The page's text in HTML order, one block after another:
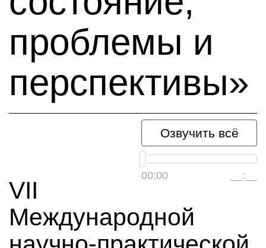
проблемы и
перспективы»
Озвучить всё
00:00 __:__
VII
Международной